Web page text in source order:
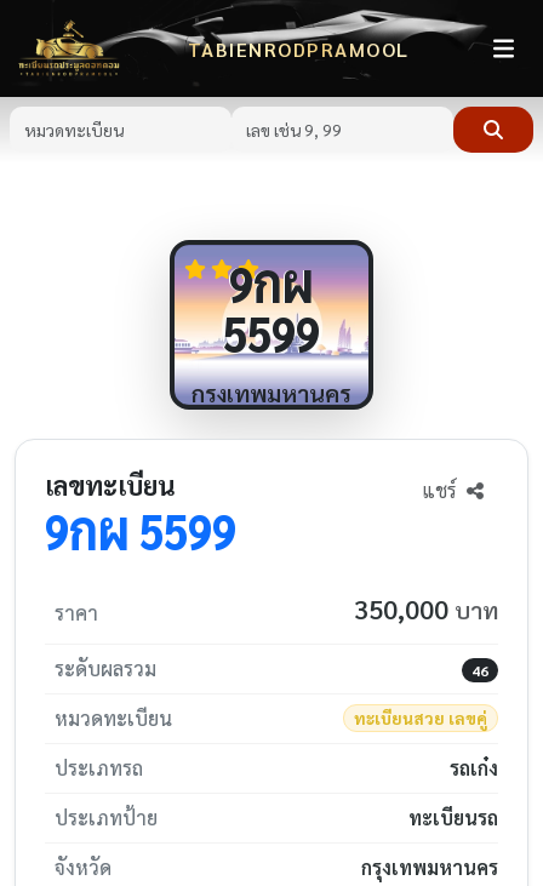
TABIENRODPRAMOOL
9กผ
5599
กรุงเทพมหานคร
เลขทะเบียน
9กผ 5599
แชร์
ราคา 350,000 บาท
ระดับผลรวม 46
หมวดทะเบียน ทะเบียนสวย เลขคู่
ประเภทรถ
รถเก๋ง
ประเภทป้าย
ทะเบียนรถ
จังหวัด
กรุงเทพมหานคร